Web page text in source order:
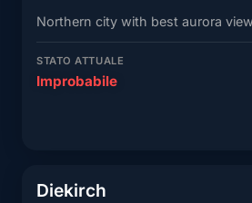
Northern city with best aurora
STATO ATTUALE
Improbabile
Diekirch